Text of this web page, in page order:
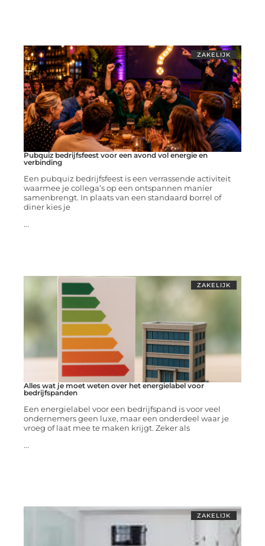
ZAKELIJK
Pubquiz bedrijfsfeest voor een avond vol energie en
verbinding
Een pubquiz bedrijfsfeest is een verrassende activiteit
waarmee je collega’s op een ontspannen manier
samenbrengt. In plaats van een standaard borrel of
diner kies je
...
ZAKELIJK
Alles wat je moet weten over het energielabel voor
bedrijfspanden
Een energielabel voor een bedrijfspand is voor veel
ondernemers geen luxe, maar een onderdeel waar je
vroeg of laat mee te maken krijgt. Zeker als
...
ZAKELIJK